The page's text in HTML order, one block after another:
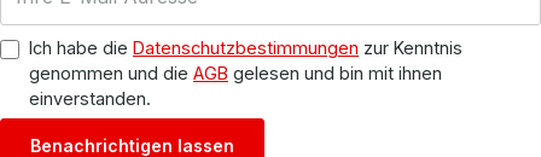
Ich habe die Datenschutzbestimmungen zur Kenntnis
genommen und die AGB gelesen und bin mit ihnen
einverstanden.
Benachrichtigen lassen